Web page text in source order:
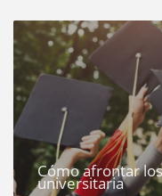
Cómo afrontar
universitaria